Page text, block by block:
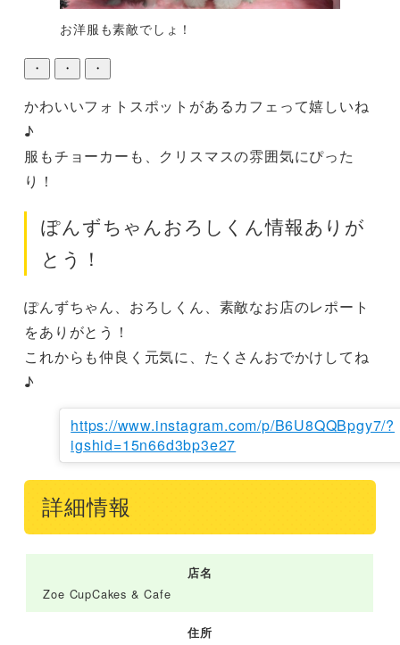
お洋服も素敵でしょ！
・ ・ ・
かわいいフォトスポットがあるカフェって嬉しいね
♪
服もチョーカーも、クリスマスの雰囲気にぴった
り！
ぽんずちゃんおろしくん情報ありが
とう！
ぽんずちゃん、おろしくん、素敵なお店のレポート
をありがとう！
これからも仲良く元気に、たくさんおでかけしてね
♪
https://www.instagram.com/p/B6U8QQBpgy7/?
igshid=15n66d3bp3e27
詳細情報
店名
Zoe CupCakes & Cafe
住所